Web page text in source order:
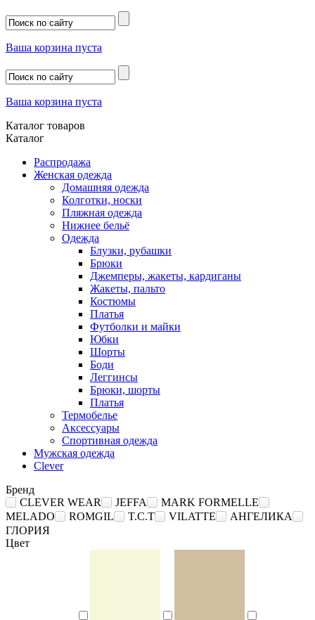
Ваша корзина пуста
Ваша корзина пуста
Каталог товаров
Каталог
Распродажа
Женская одежда
Домашняя одежда
Колготки, носки
Пляжная одежда
Нижнее бельё
Одежда
Блузки, рубашки
Брюки
Джемперы, жакеты, кардиганы
Жакеты, пальто
Костюмы
Платья
Футболки и майки
Юбки
Шорты
Боди
Леггинсы
Брюки, шорты
Платья
Термобелье
Аксессуары
Спортивная одежда
Мужская одежда
Clever
Бренд
CLEVER WEAR
JEFFA
MARK FORMELLE
MELADO
ROMGIL T.C.T VILATTE
АНГЕЛИКА
ГЛОРИЯ
Цвет